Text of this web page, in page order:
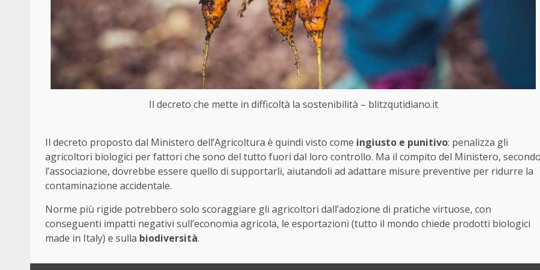
Il decreto che mette in difficoltà la sostenibilità – blitzqutidiano.it
Il decreto proposto dal Ministero dell’Agricoltura è quindi visto come ingiusto e punitivo: penalizza gli
agricoltori biologici per fattori che sono del tutto fuori dal loro controllo. Ma il compito del Ministero,
l’associazione, dovrebbe essere quello di supportarli, aiutandoli ad adattare misure preventive per ridurre la
contaminazione accidentale.
Norme più rigide potrebbero solo scoraggiare gli agricoltori dall’adozione di pratiche virtuose, con
conseguenti impatti negativi sull’economia agricola, le esportazioni (tutto il mondo chiede prodotti biologici
made in Italy) e sulla biodiversità.